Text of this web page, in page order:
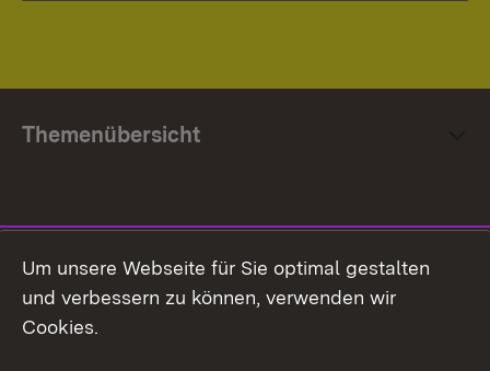
Themenübersicht
Facebook
Um unsere Webseite für Sie optimal gestalten
und verbessern zu können, verwenden wir
Cookies.